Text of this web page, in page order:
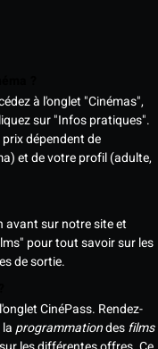
à l'onglet "Cinémas",
sur "Infos pratiques".
dépendent de
et de votre profil (adulte,
avant sur notre site et
pour tout savoir sur les
de sortie.
CinéPass. Rendez-
programmationdesfilms